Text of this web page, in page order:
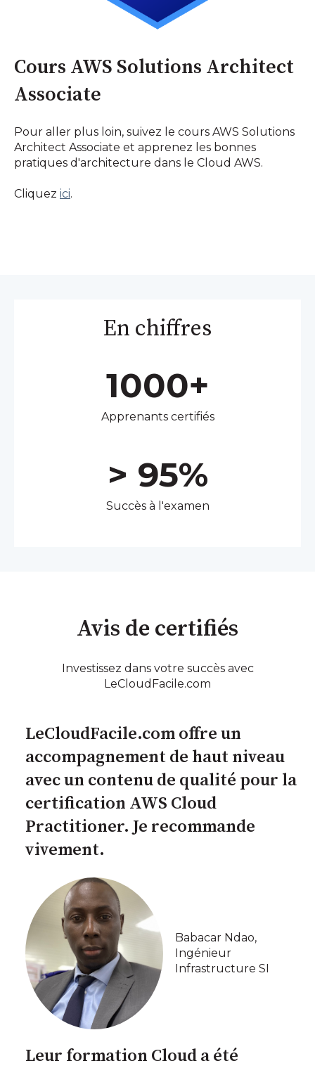
Cours AWS Solutions Architect
Associate
Pour aller plus loin, suivez le cours AWS Solutions
Architect Associate et apprenez les bonnes
pratiques d'architecture dans le Cloud AWS.
Cliquez ici.
En chiffres
1000+
Apprenants certifiés
> 95%
Succès à l'examen
Avis de certifiés
Investissez dans votre succès avec
LeCloudFacile.com
LeCloudFacile.com offre un
accompagnement de haut niveau
avec un contenu de qualité pour la
certification AWS Cloud
Practitioner. Je recommande
vivement.
Babacar Ndao,
Ingénieur
Infrastructure SI
Leur formation Cloud a été